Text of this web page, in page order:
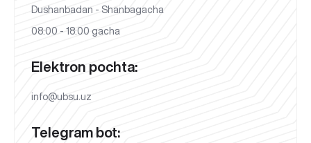
Dushanbadan - Shanbagacha
08:00 - 18:00 gacha
Elektron pochta:
info@ubsu.uz
Telegram bot: